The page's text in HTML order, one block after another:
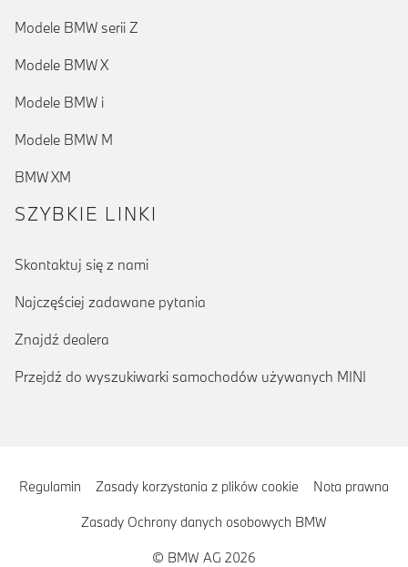
Modele BMW serii Z
Modele BMW X
Modele BMW i
Modele BMW M
BMW XM
SZYBKIE LINKI
Skontaktuj się z nami
Najczęściej zadawane pytania
Znajdź dealera
Przejdź do wyszukiwarki samochodów używanych MINI
Regulamin Zasady korzystania z plików cookie Nota prawna
Zasady Ochrony danych osobowych BMW
© BMW AG 2026